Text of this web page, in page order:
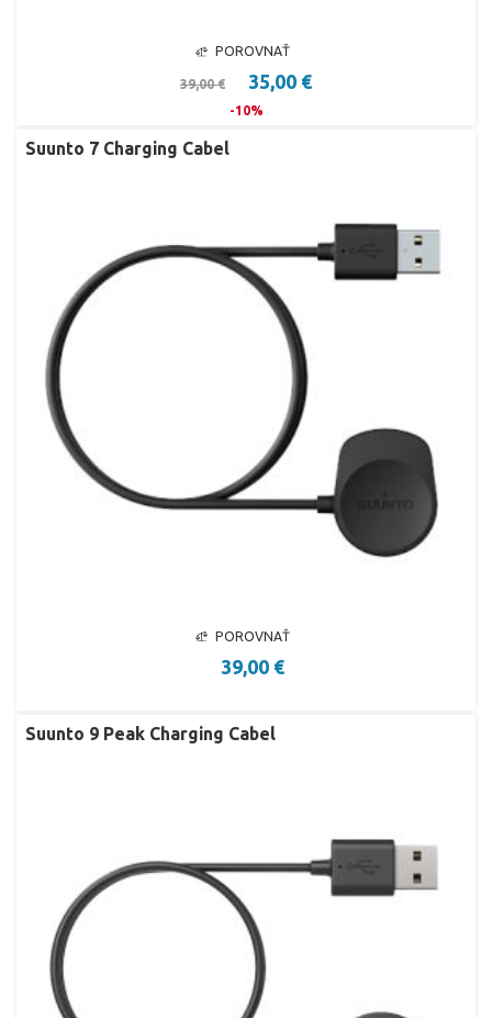
POROVNAŤ
39,00 € 35,00 €
-10%
Suunto 7 Charging Cabel
POROVNAŤ
39,00 €
Suunto 9 Peak Charging Cabel